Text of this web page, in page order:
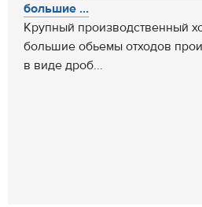
большие ...
Крупный производственный
большие обьемы отходов
в виде дроб...